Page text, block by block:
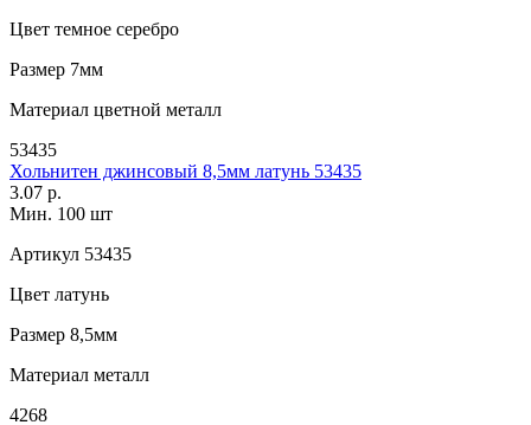
Цвет темное серебро
Размер 7мм
Материал цветной металл
53435
Хольнитен джинсовый 8,5мм латунь 53435
3.07 р.
Мин. 100 шт
Артикул 53435
Цвет латунь
Размер 8,5мм
Материал металл
4268